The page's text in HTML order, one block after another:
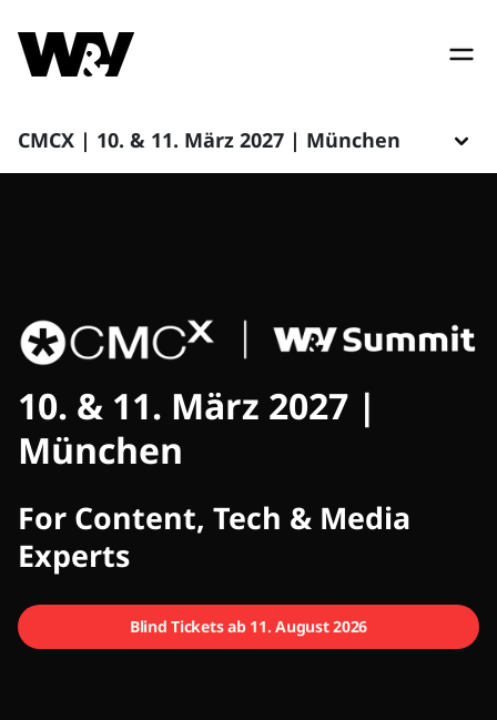
CMCX | 10. & 11. März 2027 | München
CMCX
10. & 11. März 2027 |
München
For Content, Tech & Media
Experts
Blind Tickets ab 11. August 2026